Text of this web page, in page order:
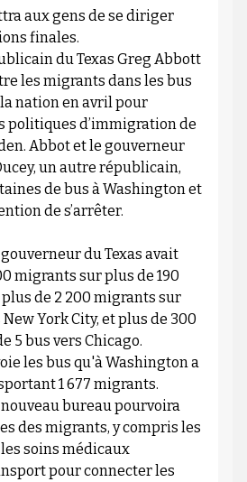
aux gens de se diriger
finales.
du Texas Greg Abbott
les migrants dans les bus
nation en avril pour
politiques d’immigration de
Abbot et le gouverneur
un autre républicain,
de bus à Washington et
de s’arrêter.
du Texas avait
migrants sur plus de 190
de 2 200 migrants sur
York City, et plus de 300
5 bus vers Chicago.
les bus qu'à Washington a
1 677 migrants.
bureau pourvoira
des migrants, y compris les
soins médicaux
pour connecter les